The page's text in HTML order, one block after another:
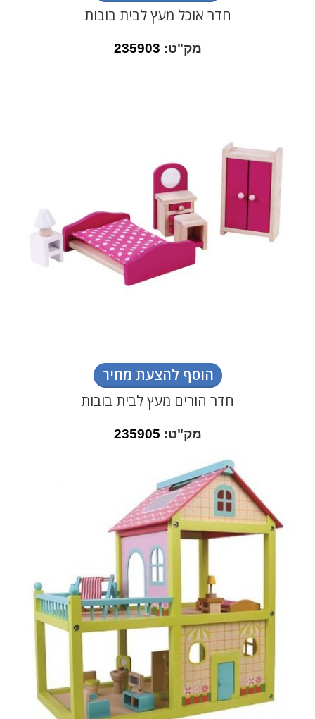
חדר אוכל מעץ לבית בובות
מק"ט: 235903
הוסף להצעת מחיר
חדר הורים מעץ לבית בובות
מק"ט: 235905